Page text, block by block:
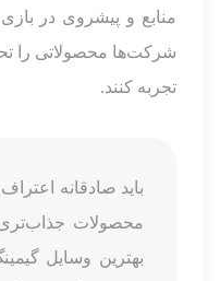
منابع و پیشروی در
تجربه کنند.
باید صادقانه
محصولات
بهترین وسایل